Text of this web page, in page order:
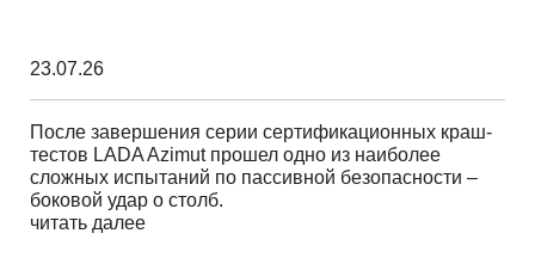
23.07.26
После завершения серии сертификационных краш-
тестов LADA Azimut прошел одно из наиболее
сложных испытаний по пассивной безопасности –
боковой удар о столб.
читать далее